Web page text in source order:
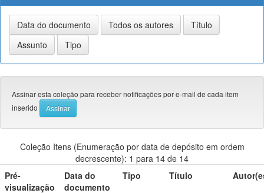
Assinar esta coleção para receber notificações por e-mail de cada item
inserido
Coleção Itens (Enumeração por data de depósito em ordem
decrescente): 1 para 14 de 14
Pré-
visualização
Data do
documento
Tipo Título